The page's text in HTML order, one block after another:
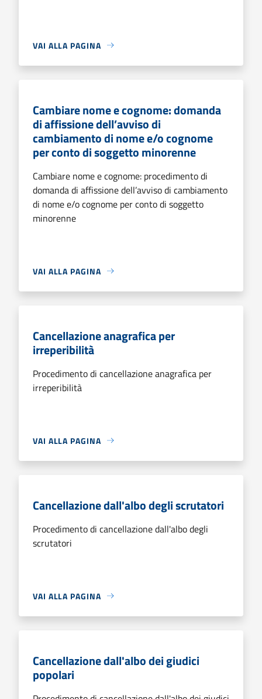
VAI ALLA PAGINA
Cambiare nome e cognome: domanda
di affissione dell’avviso di
cambiamento di nome e/o cognome
per conto di soggetto minorenne
Cambiare nome e cognome: procedimento di
domanda di affissione dell’avviso di cambiamento
di nome e/o cognome per conto di soggetto
minorenne
VAI ALLA PAGINA
Cancellazione anagrafica per
irreperibilità
Procedimento di cancellazione anagrafica per
irreperibilità
VAI ALLA PAGINA
Cancellazione dall'albo degli scrutatori
Procedimento di cancellazione dall'albo degli
scrutatori
VAI ALLA PAGINA
Cancellazione dall'albo dei giudici
popolari